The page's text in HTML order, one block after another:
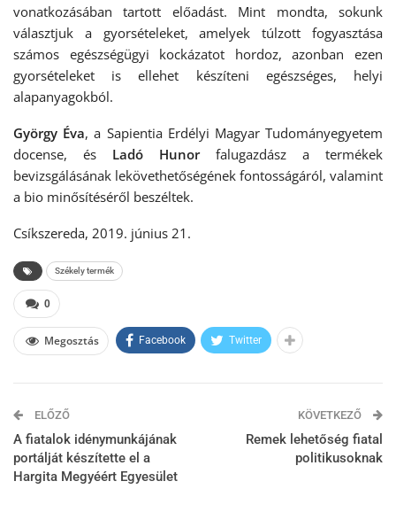
vonatkozásában tartott előadást. Mint mondta, sokunk
választjuk a gyorsételeket, amelyek túlzott fogyasztása
számos egészségügyi kockázatot hordoz, azonban ezen
gyorsételeket is ellehet készíteni egészséges, helyi
alapanyagokból.
György Éva, a Sapientia Erdélyi Magyar Tudományegyetem
docense, és Ladó Hunorfalugazdász a termékek
bevizsgálásának lekövethetőségének fontosságáról, valamint
a bio minősítéséről beszéltek.
Csíkszereda, 2019. június 21.
Székely termék
0
Megosztás Facebook Twitter
ELŐZŐ
A fiatalok idénymunkájának
portálját készítette el a
Hargita Megyéért Egyesület
KÖVETKEZŐ
Remek lehetőség fiatal
politikusoknak